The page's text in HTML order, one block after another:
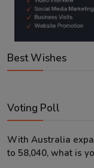
Best Wishes
Voting Poll
With Australia
to 58,040, what is